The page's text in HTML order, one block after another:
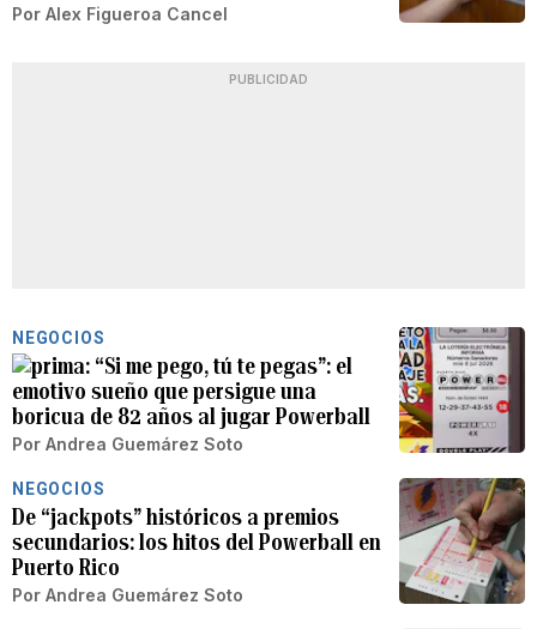
Por Alex Figueroa Cancel
PUBLICIDAD
NEGOCIOS
“Si me pego, tú te pegas”: el
emotivo sueño que persigue una
boricua de 82 años al jugar Powerball
Por Andrea Guemárez Soto
NEGOCIOS
De “jackpots” históricos a premios
secundarios: los hitos del Powerball en
Puerto Rico
Por Andrea Guemárez Soto